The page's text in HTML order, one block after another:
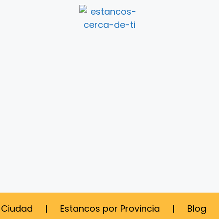
Estancos por Provincia Blog